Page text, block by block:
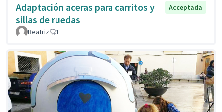
Adaptación aceras para carritos y
sillas de ruedas
Acceptada
Beatriz 1